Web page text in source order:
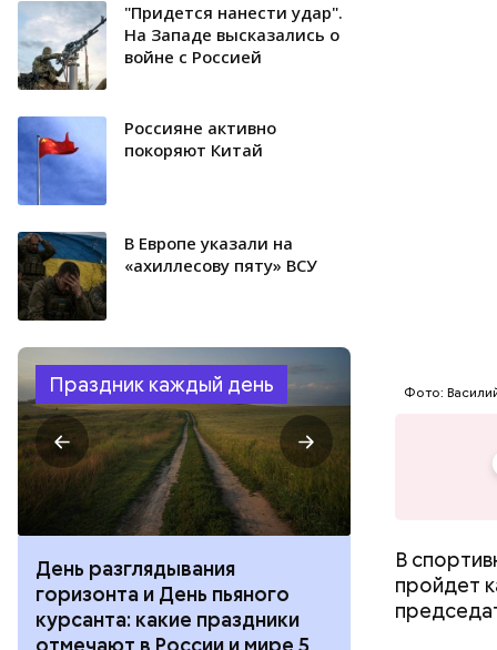
"Придется нанести удар".
На Западе высказались о
войне с Россией
Россияне активно
покоряют Китай
В Европе указали на
«ахиллесову пяту» ВСУ
Праздник каждый день
День разглядывания
горизонта и День пьяного
курсанта: какие праздники
День
День
праздники
Фото:
В
пройдет